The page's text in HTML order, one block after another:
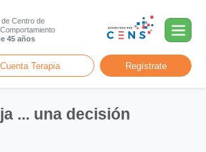
Centro de
45 años
Terapia Regístrate
... una decisión